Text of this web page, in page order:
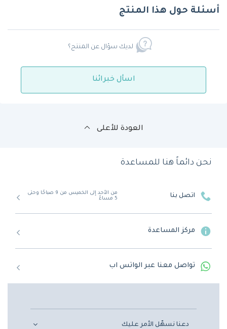
أسئلة حول هذا المنتج
لديك سؤال عن المنتج؟
اسأل خبرائنا
العودة للأعلى
نحن دائماً هنا للمساعدة
اتصل بنا
من الأحد إلى الخميس من 9 صباحًا وحتى
5 مساءً
مركز المساعدة
تواصل معنا عبر الواتس اب
دعنا نسهّل الأمر عليك